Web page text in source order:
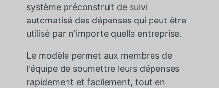
système préconstruit de suivi
automatisé des dépenses qui peut être
utilisé par n'importe quelle entreprise.
Le modèle permet aux membres de
l'équipe de soumettre leurs dépenses
rapidement et facilement, tout en